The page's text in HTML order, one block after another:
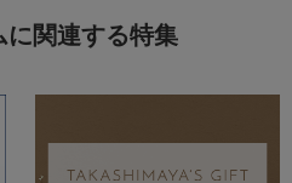
に関連する特集